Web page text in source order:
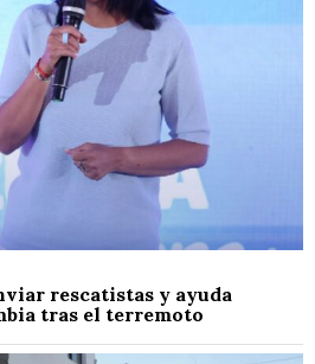
rescatistas y ayuda
tras el terremoto